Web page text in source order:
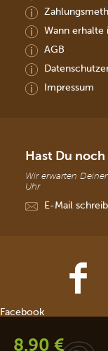
8.90 €
Wann erhalte
AGB
Impressum
Hast Du
Wir erwarten
Uhr
E-Mail
Facebook